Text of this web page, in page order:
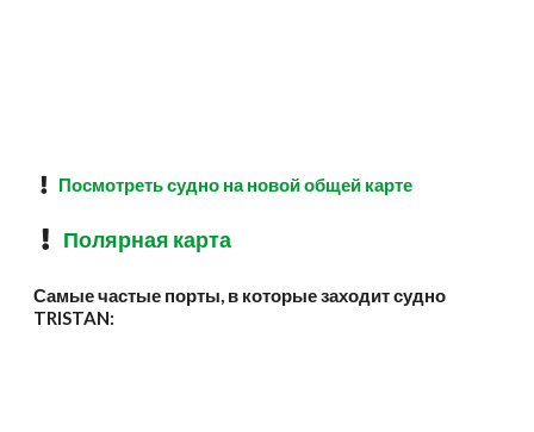
Посмотреть судно на новой общей карте
Полярная карта
Самые частые порты, в которые заходит судно
TRISTAN: